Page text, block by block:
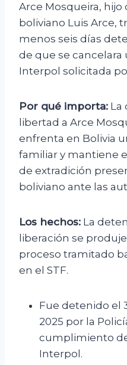
Arce Mosqueira,
boliviano Luis Arce,
menos seis días
de que se cancelara
Interpol solicitada
Por qué importa: La
libertad a Arce
enfrenta en Bolivia
familiar y mantiene
de extradición
boliviano ante las
Los hechos: La
liberación se
proceso tramitado
en el STF.
Fue detenido el
2025 por la
cumplimiento
Interpol.